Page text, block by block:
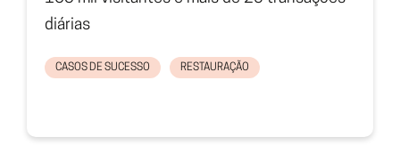
diárias
CASOS DE SUCESSO RESTAURAÇÃO